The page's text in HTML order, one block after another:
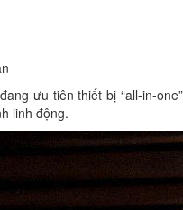
ưu tiên thiết bị “all-in-one”
linh động.